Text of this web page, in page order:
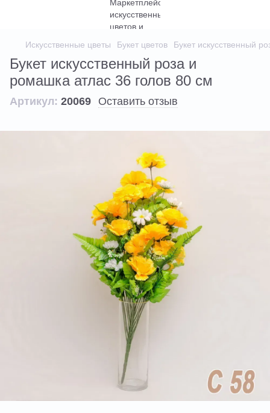
Искусственные цветы Букет цветов Букет искусственный
Букет искусственный роза и
ромашка атлас 36 голов 80 см
Артикул: 20069 Оставить отзыв